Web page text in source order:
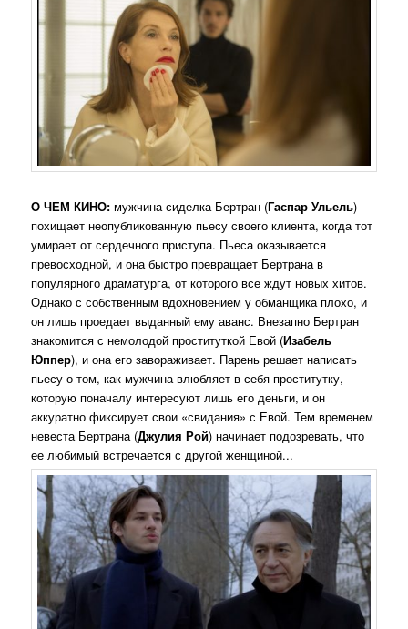
О ЧЕМ КИНО: мужчина-сиделка Бертран (Гаспар Ульель)
похищает неопубликованную пьесу своего клиента, когда тот
умирает от сердечного приступа. Пьеса оказывается
превосходной, и она быстро превращает Бертрана в
популярного драматурга, от которого все ждут новых хитов.
Однако с собственным вдохновением у обманщика плохо, и
он лишь проедает выданный ему аванс. Внезапно Бертран
знакомится с немолодой проституткой Евой (Изабель
Юппер), и она его завораживает. Парень решает написать
пьесу о том, как мужчина влюбляет в себя проститутку,
которую поначалу интересуют лишь его деньги, и он
аккуратно фиксирует свои «свидания» с Евой. Тем временем
невеста Бертрана (Джулия Рой) начинает подозревать, что
ее любимый встречается с другой женщиной...